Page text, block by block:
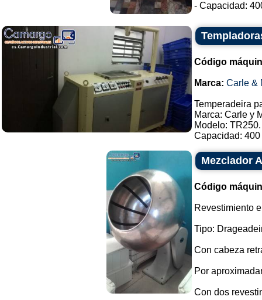
- Capacidad:
Código
Marca: Carle &
Temperadeira
Marca: Carle y
Modelo: TR250.
Capacidad:
Mezclador
Código
Revestimiento
Tipo:
Con cabeza
Por
Con dos